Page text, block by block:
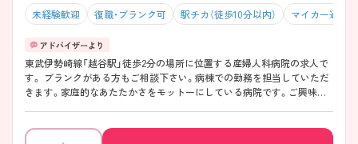
未経験歓迎 復職・ブランク可 駅チカ（徒歩10分以内） マイカー通勤
東武伊勢崎線「越谷駅」徒歩2分の場所に位置する産婦人科病院の求人で
す。 ブランクがある方もご相談下さい。病棟での勤務を担当していただ
きます。家庭的なあたたかさをモットーにしている病院です。ご興味あ